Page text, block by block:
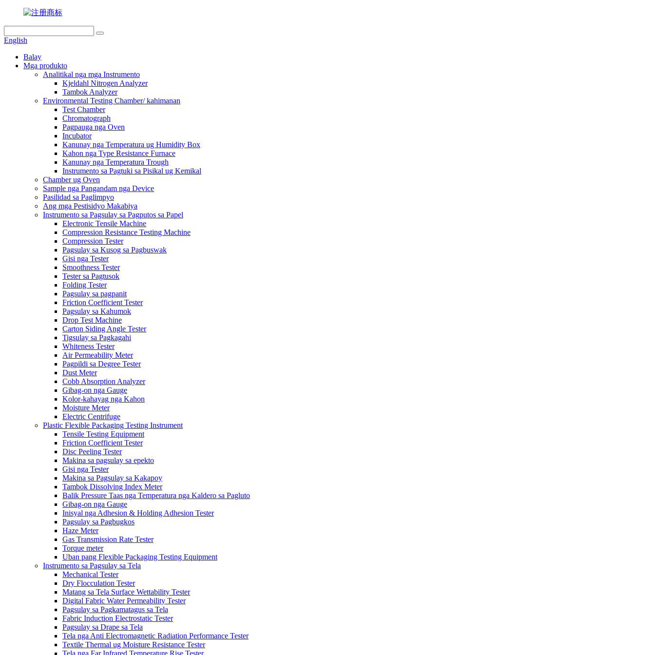
English
Balay
Mga produkto
Analitikal nga mga Instrumento
Kjeldahl Nitrogen Analyzer
Tambok Analyzer
Environmental Testing Chamber/ kahimanan
Test Chamber
Chromatograph
Pagpauga nga Oven
Incubator
Kanunay nga Temperatura ug Humidity Box
Kahon nga Type Resistance Furnace
Kanunay nga Temperatura Trough
Instrumento sa Pagtuki sa Pisikal ug Kemikal
Chamber ug Oven
Sample nga Pangandam nga Device
Pasilidad sa Paglimpyo
Ang mga Pestisidyo Makabiya
Instrumento sa Pagsulay sa Pagputos sa Papel
Electronic Tensile Machine
Compression Resistance Testing Machine
Compression Tester
Pagsulay sa Kusog sa Pagbuswak
Gisi nga Tester
Smoothness Tester
Tester sa Pagtusok
Folding Tester
Pagsulay sa pagpanit
Friction Coefficient Tester
Pagsulay sa Kahumok
Drop Test Machine
Carton Siding Angle Tester
Tigsulay sa Pagkagahi
Whiteness Tester
Air Permeability Meter
Pagpildi sa Degree Tester
Dust Meter
Cobb Absorption Analyzer
Gibag-on nga Gauge
Kolor-kahayag nga Kahon
Moisture Meter
Electric Centrifuge
Plastic Flexible Packaging Testing Instrument
Tensile Testing Equipment
Friction Coefficient Tester
Disc Peeling Tester
Makina sa pagsulay sa epekto
Gisi nga Tester
Makina sa Pagsulay sa Kakapoy
Tambok Dissolving Index Meter
Balik Pressure Taas nga Temperatura nga Kaldero sa Pagluto
Gibag-on nga Gauge
Inisyal nga Adhesion & Holding Adhesion Tester
Pagsulay sa Pagbugkos
Haze Meter
Gas Transmission Rate Tester
Torque meter
Uban pang Flexible Packaging Testing Equipment
Instrumento sa Pagsulay sa Tela
Mechanical Tester
Dry Flocculation Tester
Matang sa Tela Surface Wettability Tester
Digital Fabric Water Permeability Tester
Pagsulay sa Pagkamatagus sa Tela
Fabric Induction Electrostatic Tester
Pagsulay sa Drape sa Tela
Tela nga Anti Electromagnetic Radiation Performance Tester
Textile Thermal ug Moisture Resistance Tester
Tela nga Far Infrared Temperature Rise Tester